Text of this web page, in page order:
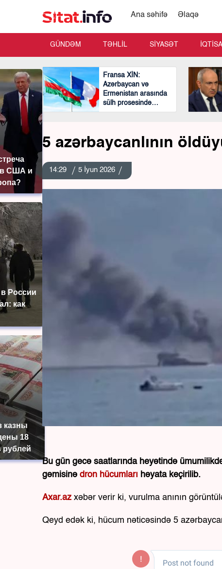
США и
России
как
казны
18
рублей
Ana səhifə Əlaqə
GÜNDƏM TƏHLİL SİYASƏT
Fransa XİN:
Azərbaycan və
Ermənistan arasında
sülh prosesində
mühüm və cəsarətli
5 azərbaycanlının
14:29 5 İyun 2026
Bu gün gecə saatlarında heyətində
gəmisinə dron hücumları həyata keçirilib.
Axar.az xəbər verir ki, vurulma anının
Qeyd edək ki, hücum nəticəsində 5